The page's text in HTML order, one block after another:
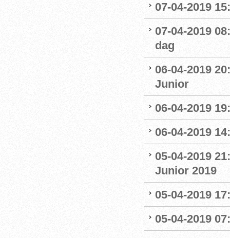
07-04-2019
07-04-2019
dag
06-04-2019
Junior
06-04-2019
06-04-2019
05-04-2019
Junior 2019
05-04-2019
05-04-2019